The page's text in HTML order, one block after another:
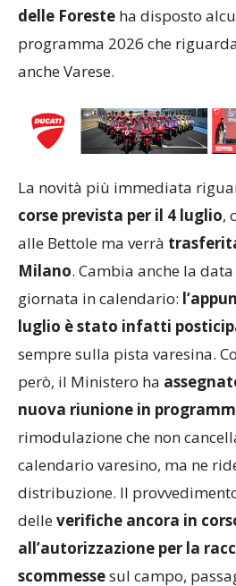
delle Foreste ha disposto
programma 2026 che
anche Varese.
La novità più immediata
corse prevista per il 4 luglio,
alle Bettole ma verrà
Milano. Cambia anche la
giornata in calendario:
luglio è stato infatti
sempre sulla pista varesina.
però, il Ministero ha
nuova riunione in
rimodulazione che non
calendario varesino, ma ne
distribuzione. Il
delleverifiche ancora in
all’autorizzazione per la
scommessesul campo,